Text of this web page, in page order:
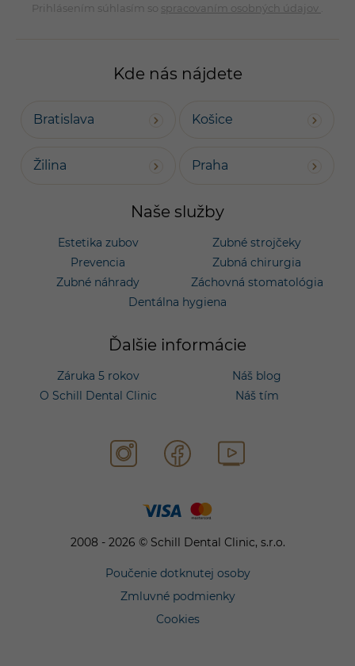
Prihlásením súhlasím so spracovaním osobných údajov
Kde nás nájdete
Bratislava Košice
Žilina Praha
Naše služby
Estetika zubov
Zubné strojčeky
Prevencia
Zubná chirurgia
Zubné náhrady
Záchovná stomatológia
Dentálna hygiena
Ďalšie informácie
Záruka 5 rokov
Náš blog
O Schill Dental Clinic
Náš tím
2008 - 2026 © Schill Dental Clinic, s.r.o.
Poučenie dotknutej osoby
Zmluvné podmienky
Cookies